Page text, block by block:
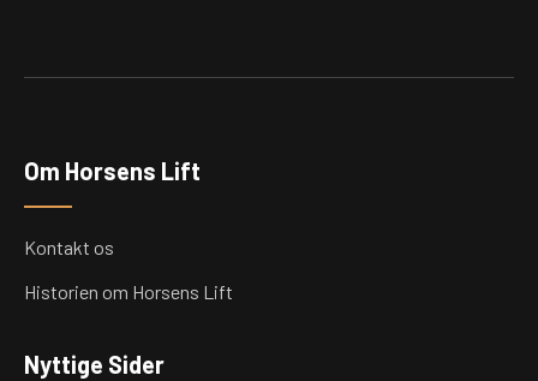
Om Horsens Lift
Kontakt os
Historien om Horsens Lift
Nyttige Sider